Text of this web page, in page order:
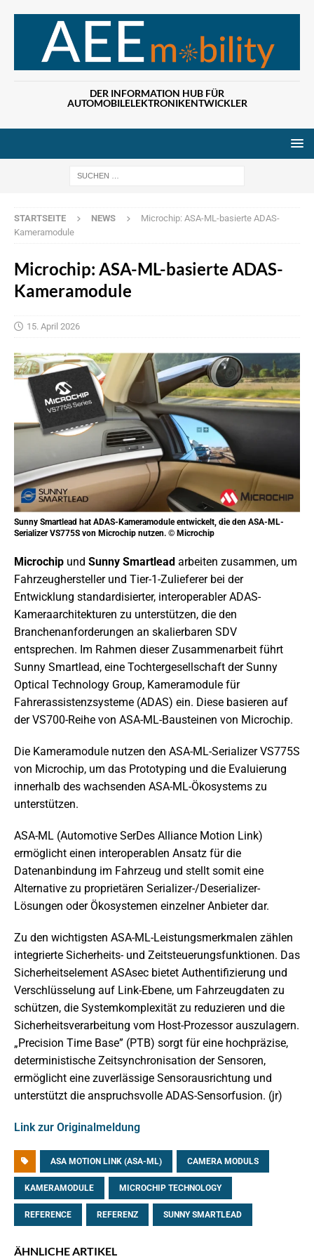
DER INFORMATION HUB FÜR
AUTOMOBILELEKTRONIKENTWICKLER
STARTSEITE NEWS
Microchip: ASA-ML-basierte ADAS-
Kameramodule
Microchip: ASA-ML-basierte ADAS-
Kameramodule
15. April 2026
Sunny Smartlead hat ADAS-Kameramodule entwickelt, die den ASA-ML-
Serializer VS775S von Microchip nutzen. © Microchip
Microchip und Sunny Smartlead arbeiten zusammen, um
Fahrzeughersteller und Tier-1-Zulieferer bei der
Entwicklung standardisierter, interoperabler ADAS-
Kameraarchitekturen zu unterstützen, die den
Branchenanforderungen an skalierbaren SDV
entsprechen. Im Rahmen dieser Zusammenarbeit führt
Sunny Smartlead, eine Tochtergesellschaft der Sunny
Optical Technology Group, Kameramodule für
Fahrerassistenzsysteme (ADAS) ein. Diese basieren auf
der VS700-Reihe von ASA-ML-Bausteinen von Microchip.
Die Kameramodule nutzen den ASA-ML-Serializer VS775S
von Microchip, um das Prototyping und die Evaluierung
innerhalb des wachsenden ASA-ML-Ökosystems zu
unterstützen.
ASA-ML (Automotive SerDes Alliance Motion Link)
ermöglicht einen interoperablen Ansatz für die
Datenanbindung im Fahrzeug und stellt somit eine
Alternative zu proprietären Serializer-/Deserializer-
Lösungen oder Ökosystemen einzelner Anbieter dar.
Zu den wichtigsten ASA-ML-Leistungsmerkmalen zählen
integrierte Sicherheits- und Zeitsteuerungsfunktionen. Das
Sicherheitselement ASAsec bietet Authentifizierung und
Verschlüsselung auf Link-Ebene, um Fahrzeugdaten zu
schützen, die Systemkomplexität zu reduzieren und die
Sicherheitsverarbeitung vom Host-Prozessor auszulagern.
„Precision Time Base” (PTB) sorgt für eine hochpräzise,
deterministische Zeitsynchronisation der Sensoren,
ermöglicht eine zuverlässige Sensorausrichtung und
unterstützt die anspruchsvolle ADAS-Sensorfusion. (jr)
Link zur Originalmeldung
ASA MOTION LINK (ASA-ML) CAMERA MODULS
KAMERAMODULE MICROCHIP TECHNOLOGY
REFERENCE REFERENZ SUNNY SMARTLEAD
ÄHNLICHE ARTIKEL